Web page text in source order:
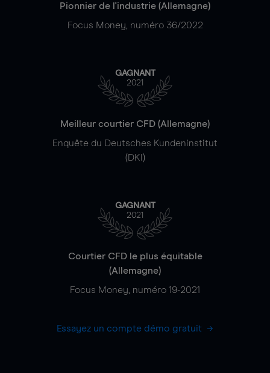
Pionnier de l'industrie (Allemagne)
Focus Money, numéro 36/2022
GAGNANT
2021
Meilleur courtier CFD (Allemagne)
Enquête du Deutsches Kundeninstitut
(DKI)
GAGNANT
2021
Courtier CFD le plus équitable
(Allemagne)
Focus Money, numéro 19-2021
Essayez un compte démo gratuit